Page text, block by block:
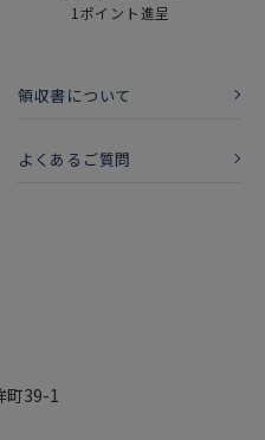
1ポイント進呈
領収書について
よくあるご質問
町39-1